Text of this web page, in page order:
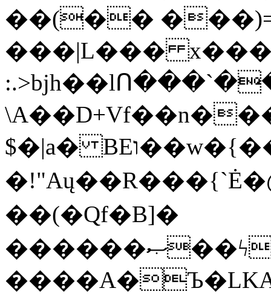
��(��
���|L���
$�|a� BEו��w�{���;���q�X��d%�������W� hU�(�1�Ū}9�S�F<��i�L3�;�
��(�Qf�B]�
������ޞ��ϟak��r��_39$�8�p���7�2�yIZ�R��x��/